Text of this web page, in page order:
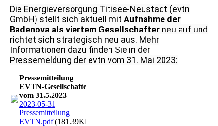
Die Energieversorgung Titisee-Neustadt (evtn
GmbH) stellt sich aktuell mit Aufnahme der
Badenova als viertem Gesellschafter neu auf und
richtet sich strategisch neu aus. Mehr
Informationen dazu finden Sie in der
Pressemeldung der evtn vom 31. Mai 2023:
Pressemitteilung
EVTN-Gesellschafter
vom 31.5.2023
2023-05-31
Pressemitteilung
EVTN.pdf(181.39KB)